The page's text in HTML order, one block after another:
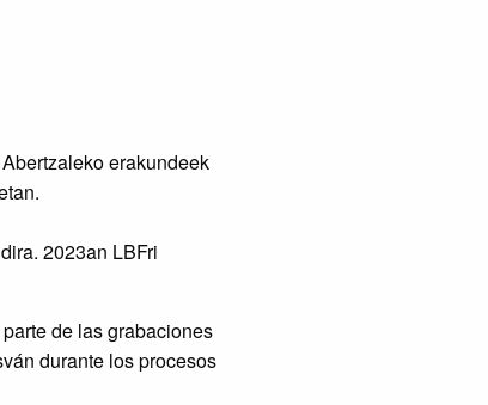
erakundeek
2023an LBFri
de las grabaciones
durante los procesos